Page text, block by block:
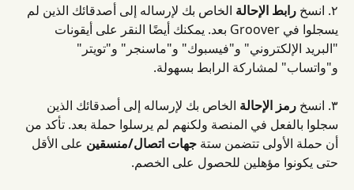
٢. انسخ رابط الإحالة الخاص بك لإرساله إلى أصدقائك الذين لم
يسجلوا في Groover بعد. يمكنك أيضًا النقر على أيقونات
"البريد الإلكتروني" و"فيسبوك" و"ماسنجر" و"تويتر"
و"واتساب" لمشاركة الرابط بسهولة.
٣. انسخ رمز الإحالة الخاص بك لإرساله إلى أصدقائك الذين
سجلوا بالفعل في المنصة ولكنهم لم يرسلوا حملة بعد. تأكد من
أن حملة الأولى تتضمن ستة جهات اتصال/منسقين على الأقل
حتى يكونوا مؤهلين للحصول على الخصم.